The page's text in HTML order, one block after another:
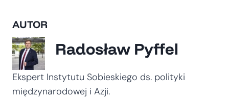
AUTOR
Radosław Pyffel
Ekspert Instytutu Sobieskiego ds. polityki
międzynarodowej i Azji.